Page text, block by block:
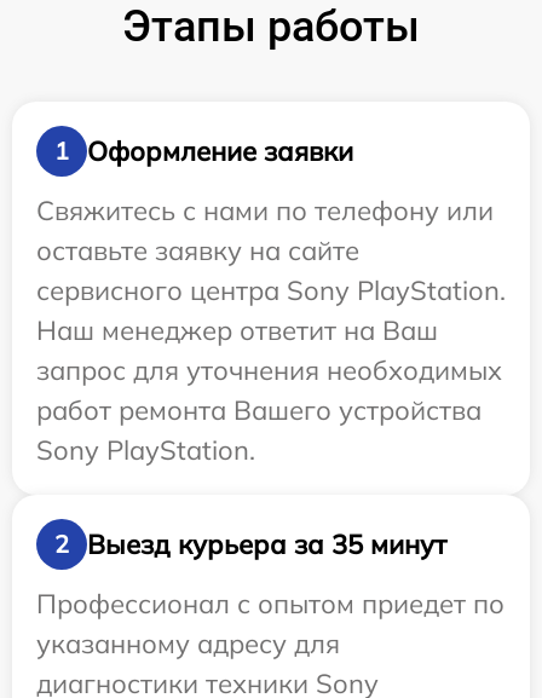
Этапы работы
1
Оформление заявки
Свяжитесь с нами по телефону или
оставьте заявку на сайте
сервисного центра Sony PlayStation.
Наш менеджер ответит на Ваш
запрос для уточнения необходимых
работ ремонта Вашего устройства
Sony PlayStation.
2
Выезд курьера за 35 минут
Профессионал с опытом приедет по
указанному адресу для
диагностики техники Sony